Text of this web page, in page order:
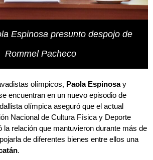
Espinosa presunto despojo de
Rommel Pacheco
olímpicos, Paola Espinosay
encuentran en un nuevo episodio de
olímpica aseguró que el actual
Nacional de Cultura Física y Deporte
la relación que mantuvieron durante más de
de diferentes bienes entre ellos una
.